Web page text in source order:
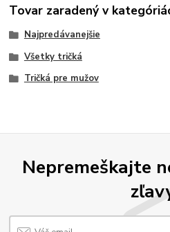
Tovar zaradený v
Najpredávanejšie
Všetky tričká
Tričká pre mužov
Nepremeškajte